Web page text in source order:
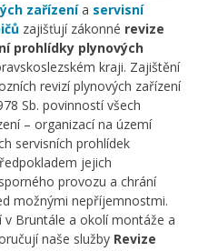
zařízenía servisní
zajišťují zákonné revize
prohlídky plynových
kraji. Zajištění
revizí plynových zařízení
Sb. povinností všech
– organizací na území
servisních prohlídek
jejich
provozu a chrání
možnými nepříjemnostmi.
v Bruntále a okolí montáže a
naše služby Revize